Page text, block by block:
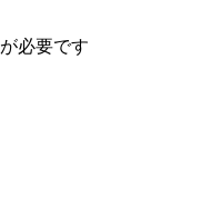
必要です